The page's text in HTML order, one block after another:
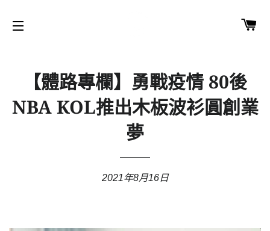
【體路專欄】勇戰疫情 80後
NBA KOL推出木板波衫圓創業
夢
2021年8月16日